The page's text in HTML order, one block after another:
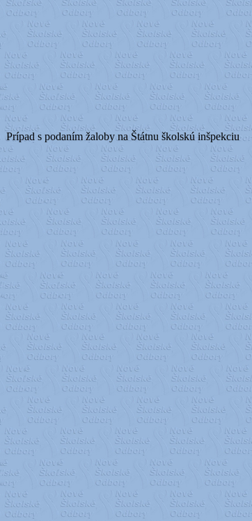
s podaním žaloby na Štátnu školskú inšpekciu